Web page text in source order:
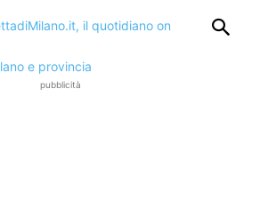
pubblicità